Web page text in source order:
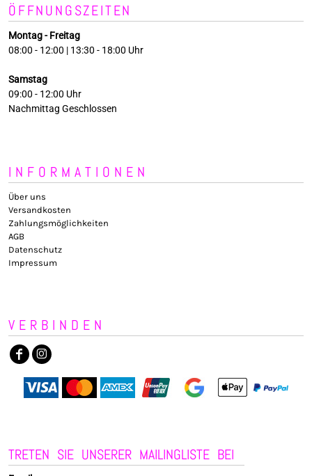
ÖFFNUNGSZEITEN
Montag - Freitag
08:00 - 12:00 | 13:30 - 18:00 Uhr
Samstag
09:00 - 12:00 Uhr
Nachmittag Geschlossen
INFORMATIONEN
Über uns
Versandkosten
Zahlungsmöglichkeiten
AGB
Datenschutz
Impressum
VERBINDEN
TRETEN SIE UNSERER MAILINGLISTE BEI